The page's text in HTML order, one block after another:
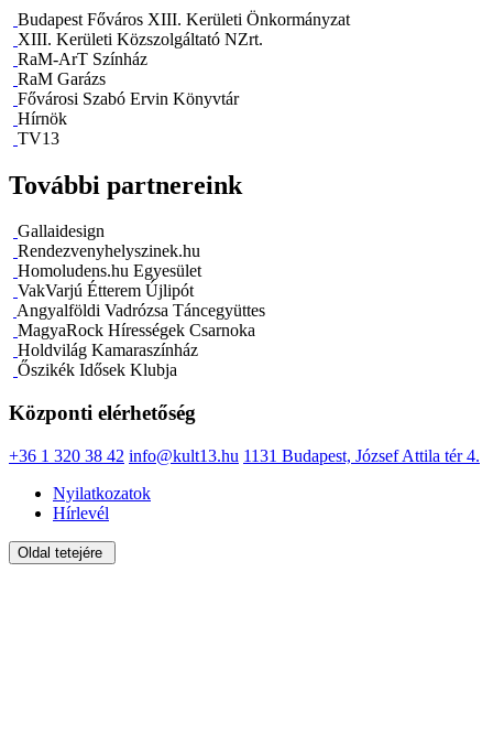
Budapest Főváros XIII. Kerületi Önkormányzat
XIII. Kerületi Közszolgáltató NZrt.
RaM-ArT Színház
RaM Garázs
Fővárosi Szabó Ervin Könyvtár
Hírnök
TV13
További partnereink
Gallaidesign
Rendezvenyhelyszinek.hu
Homoludens.hu Egyesület
VakVarjú Étterem Újlipót
Angyalföldi Vadrózsa Táncegyüttes
MagyaRock Hírességek Csarnoka
Holdvilág Kamaraszínház
Őszikék Idősek Klubja
Központi elérhetőség
+36 1 320 38 42 info@kult13.hu 1131 Budapest, József Attila tér 4.
Nyilatkozatok
Hírlevél
Oldal tetejére